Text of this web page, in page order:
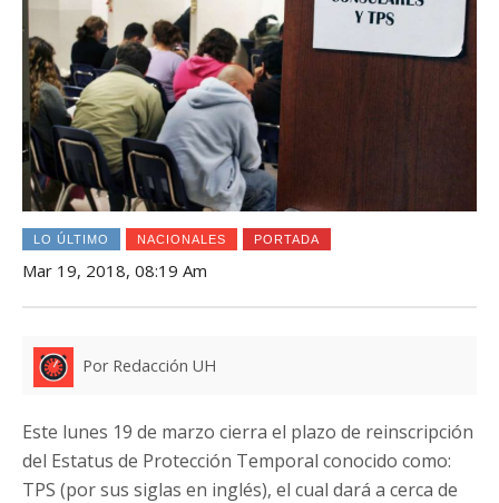
LO ÚLTIMO NACIONALES PORTADA
Mar 19, 2018, 08:19 Am
Por Redacción UH
Este lunes 19 de marzo cierra el plazo de reinscripción
del Estatus de Protección Temporal conocido como:
TPS (por sus siglas en inglés), el cual dará a cerca de